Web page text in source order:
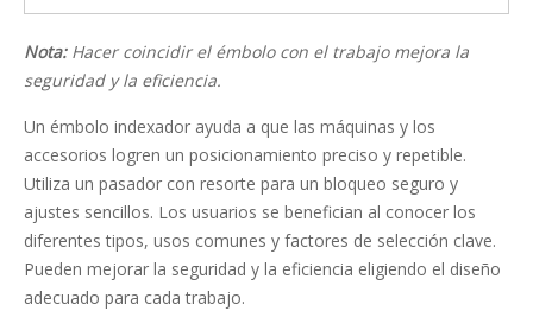
Nota: Hacer coincidir el émbolo con el trabajo mejora la
seguridad y la eficiencia.
Un émbolo indexador ayuda a que las máquinas y los
accesorios logren un posicionamiento preciso y repetible.
Utiliza un pasador con resorte para un bloqueo seguro y
ajustes sencillos. Los usuarios se benefician al conocer los
diferentes tipos, usos comunes y factores de selección clave.
Pueden mejorar la seguridad y la eficiencia eligiendo el diseño
adecuado para cada trabajo.